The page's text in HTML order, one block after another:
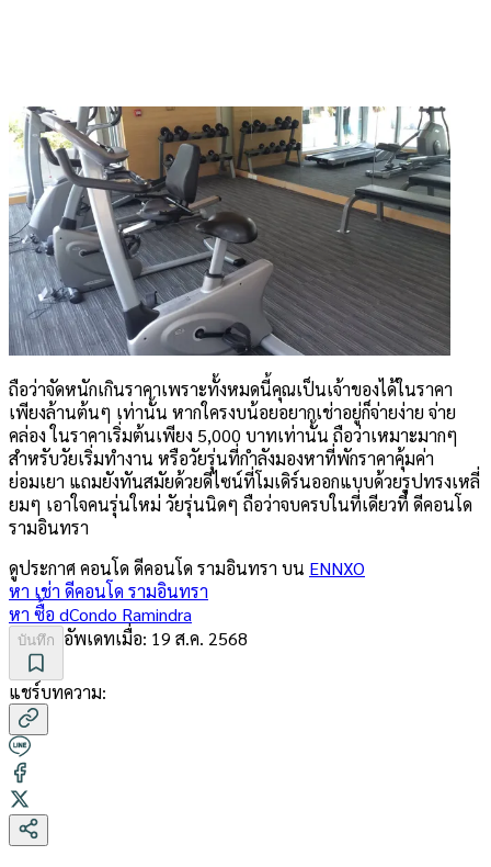
ถือว่าจัดหนักเกินราคาเพราะทั้งหมดนี้คุณเป็นเจ้าของได้ในราคา
เพียงล้านต้นๆ เท่านั้น หากใครงบน้อยอยากเช่าอยู่ก็จ่ายง่าย จ่าย
คล่อง ในราคาเริ่มต้นเพียง 5,000 บาทเท่านั้น ถือว่าเหมาะมากๆ
สำหรับวัยเริ่มทำงาน หรือวัยรุ่นที่กำลังมองหาที่พักราคาคุ้มค่า
ย่อมเยา แถมยังทันสมัยด้วยดีไซน์ที่โมเดิร์นออกแบบด้วยรูปทรงเหลี่
ยมๆ เอาใจคนรุ่นใหม่ วัยรุ่นนิดๆ ถือว่าจบครบในที่เดียวที่ ดีคอนโด
รามอินทรา
ดูประกาศ คอนโด ดีคอนโด รามอินทรา บน ENNXO
หา เช่า ดีคอนโด รามอินทรา
หา ซื้อ dCondo Ramindra
บันทึก อัพเดทเมื่อ: 19 ส.ค. 2568
แชร์บทความ: